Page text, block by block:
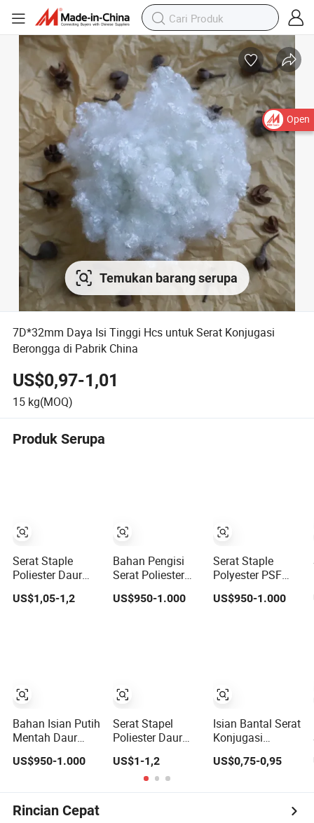
Open
Temukan barang serupa
7D*32mm Daya Isi Tinggi Hcs untuk Serat Konjugasi
Berongga di Pabrik China
US$0,97-1,01
15 kg(MOQ)
Produk Serupa
Serat Staple
Poliester Daur
Ulang Berkualitas
Premium Tipe
US$1,05-1,2
Bahan Isian Putih
Mentah Daur
Stapel Poliester
Poliester
US$950-1.000
Bahan Pengisi
Serat Poliester
Daur Ulang
Silikonisasi Grs
US$950-1.000
Serat Stapel
Poliester Daur
untuk Memintal,
Non-Woven dan
Pengisian
US$1-1,2
Serat Staple
Polyester PSF
Silikonisasi Daur
Ulang Isi Mentah
US$950-1.000
Isian Bantal Serat
Konjugasi
Ulang Serat
64mm Hcs 15D
US$0,75-0,95
Rincian Cepat